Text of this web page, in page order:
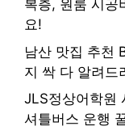
복층, 원룸 시공
요!
남산 맛집 추천
지 싹 다 알려드
JLS정상어학원
셔틀버스 운행